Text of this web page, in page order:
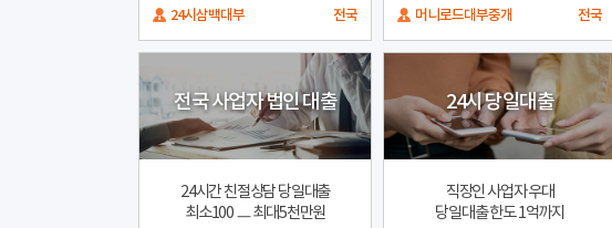
24시삼백대부 전국 머니로드대부중개 전국
전국 사업자 법인 대출
24시간 친절상담 당일대출
최소100 ㅡ 최대5천만원
24시 당일대출
직장인 사업자 우대
당일대출 한도 1억까지